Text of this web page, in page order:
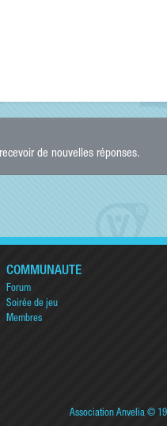
de nouvelles réponses.
COMMUNAUTÉ
Forum
Soirée de jeu
Membres
Association Anvelia©